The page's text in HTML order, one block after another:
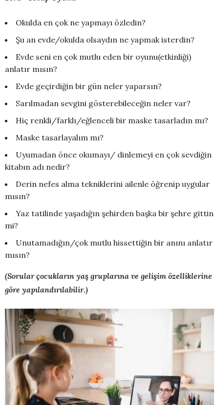
Okulda en çok ne yapmayı özledin?
Şu an evde/okulda olsaydın ne yapmak isterdin?
Evde seni en çok mutlu eden bir oyunu(etkinliği)
anlatır mısın?
Evde geçirdiğin bir gün neler yaparsın?
Sarılmadan sevgini gösterebileceğin neler var?
Hiç renkli/farklı/eğlenceli bir maske tasarladın mı?
Maske tasarlayalım mı?
Uyumadan önce okumayı/ dinlemeyi en çok sevdiğin
kitabın adı nedir?
Derin nefes alma tekniklerini ailenle öğrenip uygular
mısın?
Yaz tatilinde yaşadığın şehirden başka bir şehre gittin
mi?
Unutamadığın/çok mutlu hissettiğin bir anını anlatır
mısın?
(Sorular çocukların yaş gruplarına ve gelişim özelliklerine
göre yapılandırılabilir.)